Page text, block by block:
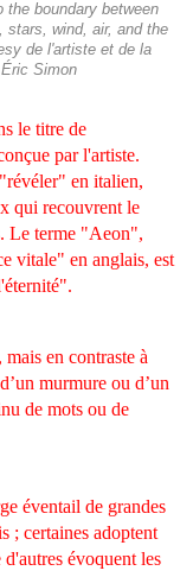
the boundary between
stars, wind, air, and the
de l'artiste et de la
Simon
le titre de
par l'artiste.
en italien,
qui recouvrent le
Le terme "Aeon",
vitale" en anglais, est
en contraste à
murmure ou d’un
de mots ou de
éventail de grandes
; certaines adoptent
évoquent les